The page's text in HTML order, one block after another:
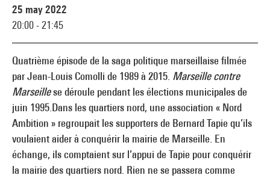
Quatrième épisode de la saga politique marseillaise filmée
par Jean-Louis Comolli de 1989 à 2015. Marseille contre
Marseillese déroule pendant les élections municipales de
juin 1995.Dans les quartiers nord, une association « Nord
Ambition » regroupait les supporters de Bernard Tapie qu’ils
voulaient aider à conquérir la mairie de Marseille. En
échange, ils comptaient sur l’appui de Tapie pour conquérir
la mairie des quartiers nord. Rien ne se passera comme
25 may 2022
20:00 - 21:45